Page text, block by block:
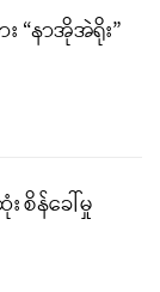
“နာအိုအဲရိုး”
စိန်ခေါ်မှု